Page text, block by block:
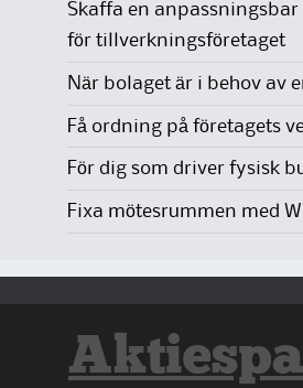
Skaffa en
för tillverkningsföretaget
När bolaget är i behov av
Få ordning på företagets
För dig som driver fysisk
Fixa mötesrummen med